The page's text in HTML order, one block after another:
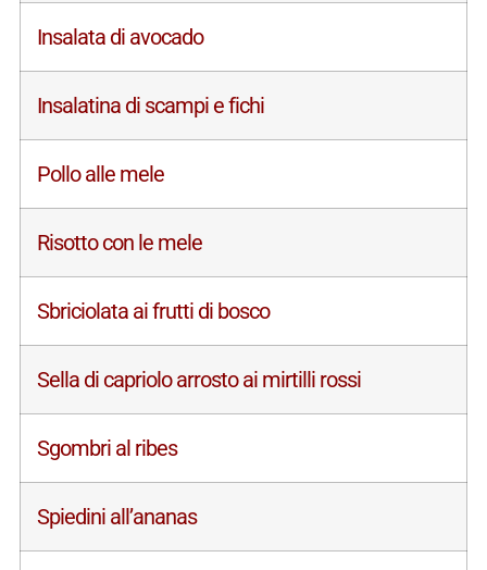
Insalata di avocado
Insalatina di scampi e fichi
Pollo alle mele
Risotto con le mele
Sbriciolata ai frutti di bosco
Sella di capriolo arrosto ai mirtilli rossi
Sgombri al ribes
Spiedini all’ananas